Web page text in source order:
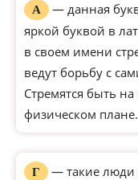
А
— данная
яркой буквой в
в своем имени
ведут борьбу с
Стремятся быть
физическом плане.
Г
— такие люди